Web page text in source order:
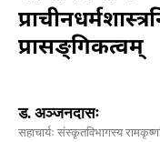
प्रासङ्गिकत्वम्
ड. अञ्जनदासः
सहाचार्यः संस्कृतविभागस्य